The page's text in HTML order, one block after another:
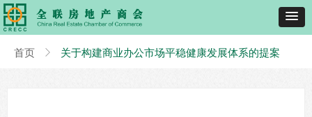
首页 ꁕ 关于构建商业办公市场平稳健康发展体系的提案